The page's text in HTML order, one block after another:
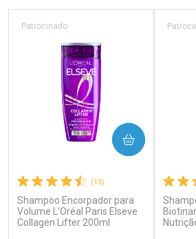
Laboratório
Ativar Desconto
Por Menos
Comprar sem Desconto
Por
(15)
Shampoo Encorpador para
Volume L'Oréal Paris Elseve
Collagen Lifter 200ml
Patrocinado
COMPRAR